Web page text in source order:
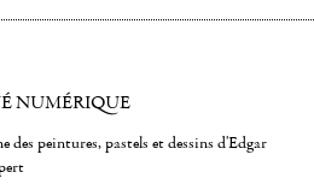
NUMÉRIQUE
des peintures, pastels et dessins d'Edgar